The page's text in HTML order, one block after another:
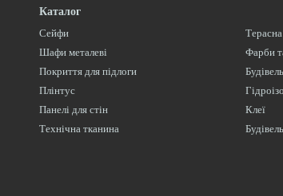
Каталог
Сейфи
Шафи металеві
Покриття для підлоги
Плінтус
Панелі для стін
Технічна тканина
Фарби
Клеї